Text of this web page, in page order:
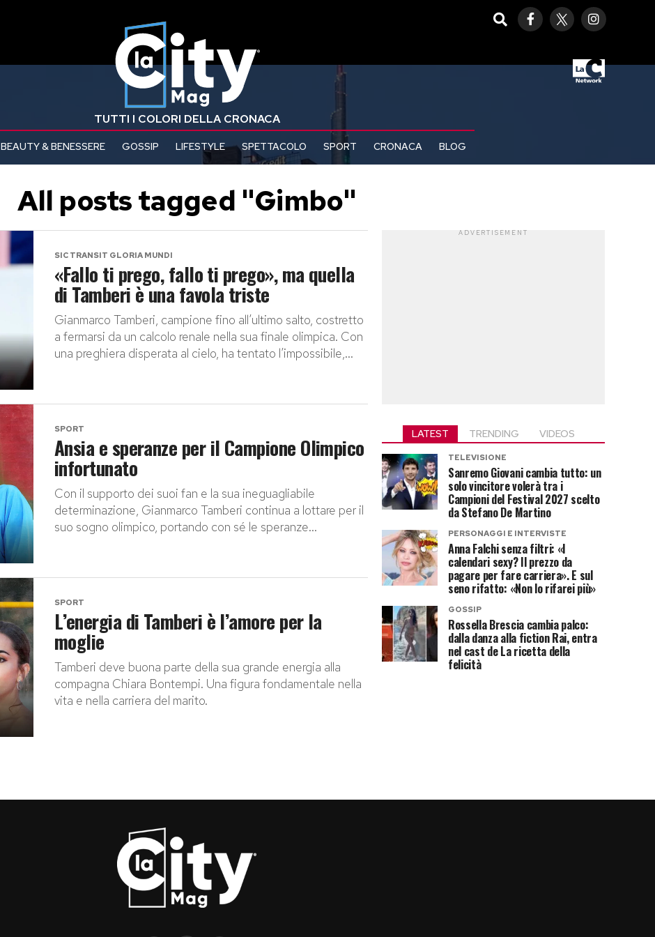
TUTTI I COLORI DELLA CRONACA
BEAUTY & BENESSERE GOSSIP LIFESTYLE SPETTACOLO SPORT CRONACA BLOG
All posts tagged "Gimbo"
SIC TRANSIT GLORIA MUNDI
«Fallo ti prego, fallo ti prego», ma quella
di Tamberi è una favola triste
Gianmarco Tamberi, campione fino all’ultimo salto, costretto
a fermarsi da un calcolo renale nella sua finale olimpica. Con
una preghiera disperata al cielo, ha tentato l’impossibile,...
SPORT
Ansia e speranze per il Campione Olimpico
infortunato
Con il supporto dei suoi fan e la sua ineguagliabile
determinazione, Gianmarco Tamberi continua a lottare per il
suo sogno olimpico, portando con sé le speranze...
SPORT
L’energia di Tamberi è l’amore per la
moglie
Tamberi deve buona parte della sua grande energia alla
compagna Chiara Bontempi. Una figura fondamentale nella
vita e nella carriera del marito.
ADVERTISEMENT
LATEST TRENDING VIDEOS
TELEVISIONE
Sanremo Giovani cambia tutto: un
solo vincitore volerà tra i
Campioni del Festival 2027 scelto
da Stefano De Martino
PERSONAGGI E INTERVISTE
Anna Falchi senza filtri: «I
calendari sexy? Il prezzo da
pagare per fare carriera». E sul
seno rifatto: «Non lo rifarei più»
GOSSIP
Rossella Brescia cambia palco:
dalla danza alla fiction Rai, entra
nel cast de La ricetta della
felicità